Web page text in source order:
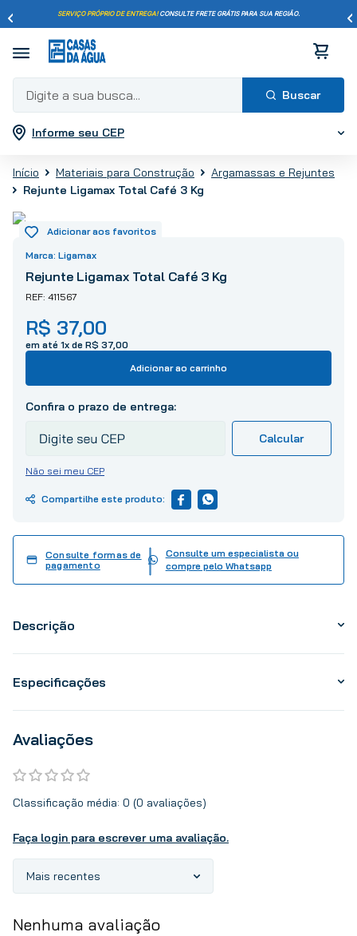
SERVIÇO PRÓPRIO DE ENTREGA!CONSULTE FRETE GRÁTIS PARA SUA REGIÃO.
Digite a sua busca...
Informe seu CEP
Materiais para Construção
Argamassas e Rejuntes
Rejunte Ligamax Total Café 3 Kg
Ligamax
Rejunte Ligamax Total Café 3 Kg
411567
R$ 37,00
em até 1x de R$ 37 00
Adicionar ao carrinho
Não sei meu CEP
Consulte formas de
pagamento
Consulte um especialista ou
compre pelo Whatsapp
Descrição
Especificações
Avaliações
Classificação média: 0 (0 avaliações)
Faça login para escrever uma avaliação.
Mais recentes
Nenhuma avaliação
Termos mais buscados
2
porcelanato
4
º
revestimento
5º
vaso sanitário
6º
torneira
7º
chuveiro
8º
cimento
9 º
telha